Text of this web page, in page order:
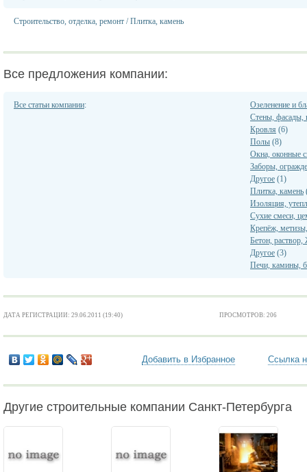
Строительство, отделка, ремонт /Плитка, камень
Все предложения компании:
Все статьи компании:
Озеленение и
Стены, фасады,
Кровля (6)
Полы (8)
Окна, оконные
Заборы,
Другое (1)
Плитка, камень
Изоляция,
Сухие смеси,
Крепёж, метизы,
Бетон,
Другое (3)
Печи, камины,
ДАТА РЕГИСТРАЦИИ: 29.06.2011 (19:40) ПРОСМОТРОВ: 206
Добавить в Избранное Ссылка
Другие строительные компании Санкт-Петербурга